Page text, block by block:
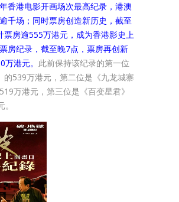
香港电影开画场次最高纪录，港澳
千场；同时票房创造新历史，截至
票房逾555万港元，成为香港影史上
房纪录，截至晚7点，票房再创新
港元。 此前保持该纪录的第一位
的539万港元，第二位是《九龙城寨
万港元，第三位是《百变星君》